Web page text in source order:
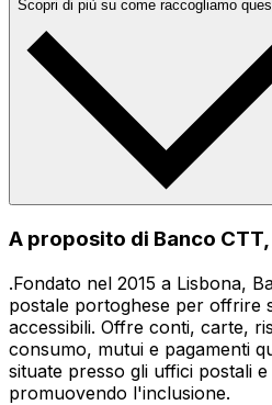
Scopri di più su come raccogliamo
A proposito di Banco CTT,
.Fondato nel 2015 a Lisbona,
postale portoghese per offrire
accessibili. Offre conti, carte,
consumo, mutui e pagamenti
situate presso gli uffici postali
promuovendo l'inclusione.